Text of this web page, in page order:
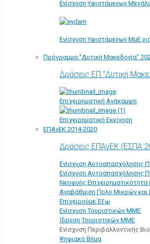
Ενίσχυση Υφιστάμενων
Ενίσχυση Υφιστάμενων ΜμΕ
Πρόγραμμα “Δυτική Μακεδονία”
Δράσεις ΕΠ "Δυτική
Επιχειρηματική Ανάκαμψη
Επιχειρηματική Εκκίνηση
ΕΠΑνΕΚ 2014-2020
Δράσεις ΕΠΑνΕΚ (ΕΣΠΑ
Ενίσχυση Αυτοαπασχόλησης
Ενίσχυση Αυτοαπασχόλησης
Νεοφυής
Αναβάθμιση Πολύ Μικρών και
Επιχειρούμε Έξω
Ενίσχυση Τουριστικών ΜΜΕ
Ίδρυση Τουριστικών ΜΜΕ
Ενίσχυση Περιβαλλοντικής
Ψηφιακό Βήμα